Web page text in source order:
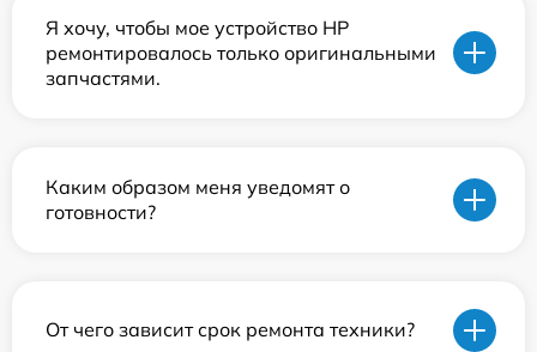
Я хочу, чтобы мое устройство HP
ремонтировалось только оригинальными
запчастями.
Каким образом меня уведомят о
готовности?
От чего зависит срок ремонта техники?